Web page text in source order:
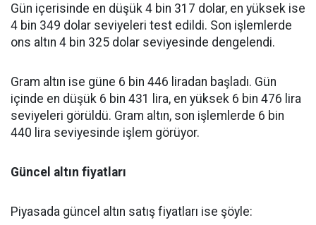
Gün içerisinde en düşük 4 bin 317 dolar, en yüksek ise
4 bin 349 dolar seviyeleri test edildi. Son işlemlerde
ons altın 4 bin 325 dolar seviyesinde dengelendi.
Gram altın ise güne 6 bin 446 liradan başladı. Gün
içinde en düşük 6 bin 431 lira, en yüksek 6 bin 476 lira
seviyeleri görüldü. Gram altın, son işlemlerde 6 bin
440 lira seviyesinde işlem görüyor.
Güncel altın fiyatları
Piyasada güncel altın satış fiyatları ise şöyle: